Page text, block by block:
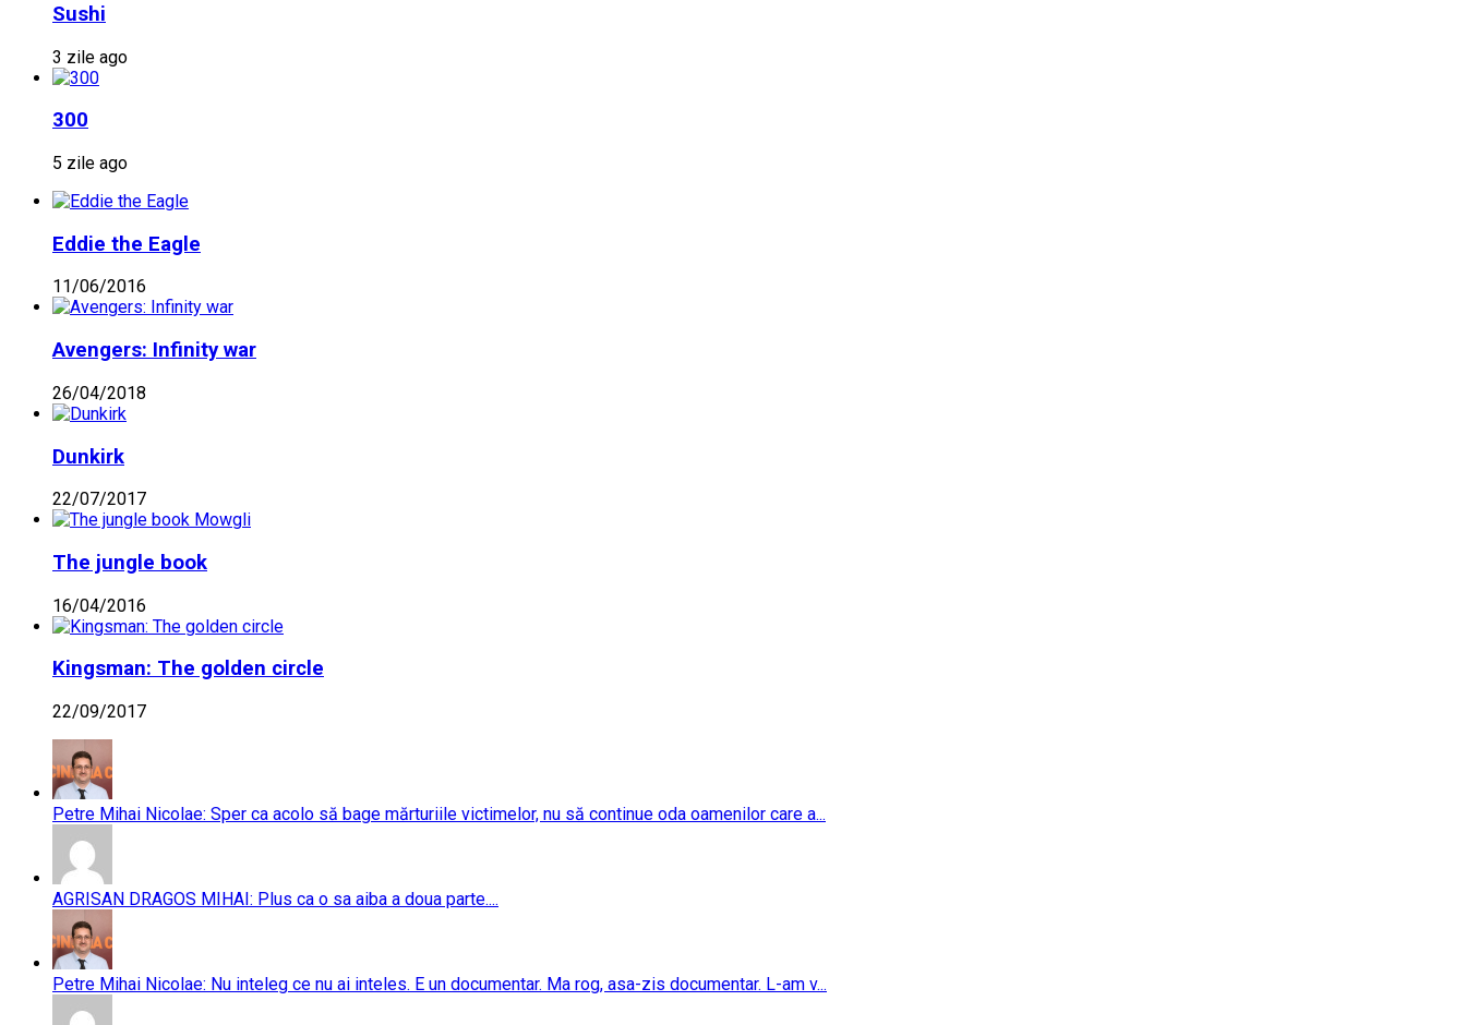
Sushi
3 zile ago
300
5 zile ago
Eddie the Eagle
11/06/2016
Avengers: Infinity war
26/04/2018
Dunkirk
22/07/2017
The jungle book
16/04/2016
Kingsman: The golden circle
22/09/2017
Petre Mihai Nicolae: Sper ca acolo să bage mărturiile victimelor, nu să continue oda oamenilor care a...
AGRISAN DRAGOS MIHAI: Plus ca o sa aiba a doua parte....
Petre Mihai Nicolae: Nu inteleg ce nu ai inteles. E un documentar. Ma rog, asa-zis documentar. L-am v...